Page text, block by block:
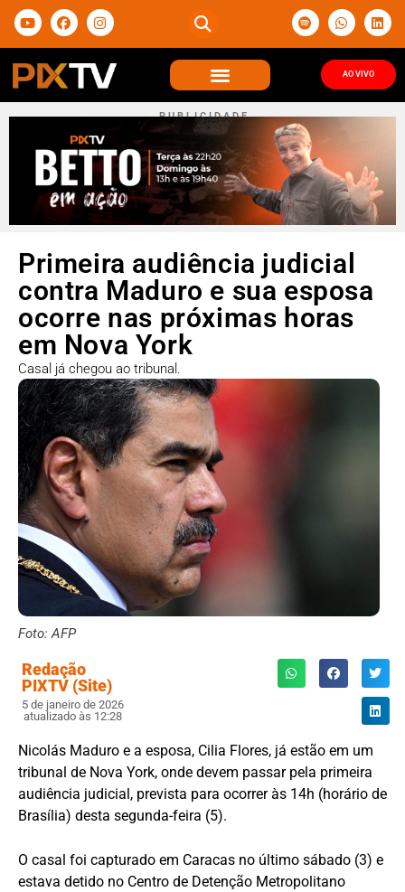
AO VIVO
P U B L I C I D A D E
Primeira audiência judicial
contra Maduro e sua esposa
ocorre nas próximas horas
em Nova York
Casal já chegou ao tribunal.
Foto: AFP
Redação
PIXTV (Site)
5 de janeiro de 2026
atualizado às 12:28
Nicolás Maduro e a esposa, Cilia Flores, já estão em um
tribunal de Nova York, onde devem passar pela primeira
audiência judicial, prevista para ocorrer às 14h (horário de
Brasília) desta segunda-feira (5).
O casal foi capturado em Caracas no último sábado (3) e
estava detido no Centro de Detenção Metropolitano